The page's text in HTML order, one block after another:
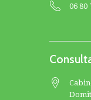
06 80